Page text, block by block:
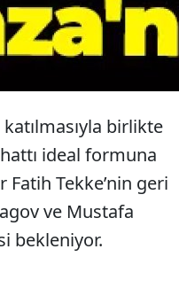
birlikte
ideal formuna
Tekke’nin geri
ve Mustafa
bekleniyor.